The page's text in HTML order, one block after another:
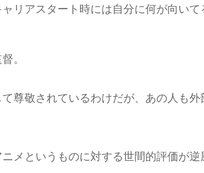
リアスタート時には自分に何が向い
。
尊敬されているわけだが、あの人も
メというものに対する世間的評価が逆